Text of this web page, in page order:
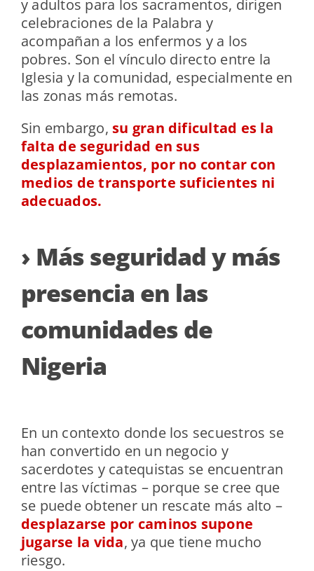
y adultos para los sacramentos, dirigen
celebraciones de la Palabra y
acompañan a los enfermos y a los
pobres. Son el vínculo directo entre la
Iglesia y la comunidad, especialmente en
las zonas más remotas.
Sin embargo, su gran dificultad es la
falta de seguridad en sus
desplazamientos, por no contar con
medios de transporte suficientes ni
adecuados.
› Más seguridad y más
presencia en las
comunidades de
Nigeria
En un contexto donde los secuestros se
han convertido en un negocio y
sacerdotes y catequistas se encuentran
entre las víctimas – porque se cree que
se puede obtener un rescate más alto –
desplazarse por caminos supone
jugarse la vida, ya que tiene mucho
riesgo.